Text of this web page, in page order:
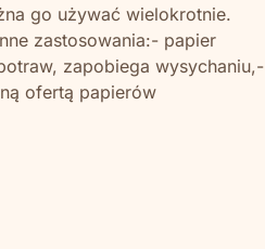
go używać wielokrotnie.
zastosowania:- papier
zapobiega wysychaniu,-
ofertą papierów